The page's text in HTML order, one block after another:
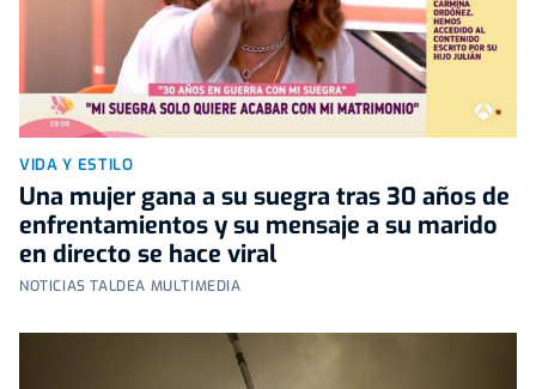
VIDA Y ESTILO
Una mujer gana a su suegra tras 30 años de
enfrentamientos y su mensaje a su marido
en directo se hace viral
NOTICIAS TALDEA MULTIMEDIA